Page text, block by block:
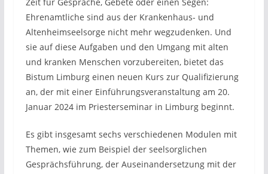
Ehrenamtliche sind aus der Krankenhaus- und
Altenheimseelsorge nicht mehr wegzudenken. Und
sie auf diese Aufgaben und den Umgang mit alten
und kranken Menschen vorzubereiten, bietet das
Bistum Limburg einen neuen Kurs zur Qualifizierung
an, der mit einer Einführungsveranstaltung am 20.
Januar 2024 im Priesterseminar in Limburg beginnt.
Es gibt insgesamt sechs verschiedenen Modulen mit
Themen, wie zum Beispiel der seelsorglichen
Gesprächsführung, der Auseinandersetzung mit der